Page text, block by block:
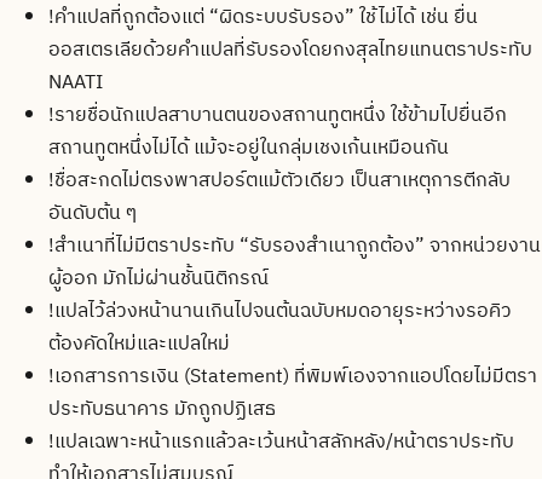
!คำแปลที่ถูกต้องแต่ “ผิดระบบรับรอง” ใช้ไม่ได้ เช่น ยื่น
ออสเตรเลียด้วยคำแปลที่รับรองโดยกงสุลไทยแทนตราประทับ
NAATI
!รายชื่อนักแปลสาบานตนของสถานทูตหนึ่ง ใช้ข้ามไปยื่นอีก
สถานทูตหนึ่งไม่ได้ แม้จะอยู่ในกลุ่มเชงเก้นเหมือนกัน
!ชื่อสะกดไม่ตรงพาสปอร์ตแม้ตัวเดียว เป็นสาเหตุการตีกลับ
อันดับต้น ๆ
!สำเนาที่ไม่มีตราประทับ “รับรองสำเนาถูกต้อง” จากหน่วยงาน
ผู้ออก มักไม่ผ่านชั้นนิติกรณ์
!แปลไว้ล่วงหน้านานเกินไปจนต้นฉบับหมดอายุระหว่างรอคิว
ต้องคัดใหม่และแปลใหม่
!เอกสารการเงิน (Statement) ที่พิมพ์เองจากแอปโดยไม่มีตรา
ประทับธนาคาร มักถูกปฏิเสธ
!แปลเฉพาะหน้าแรกแล้วละเว้นหน้าสลักหลัง/หน้าตราประทับ